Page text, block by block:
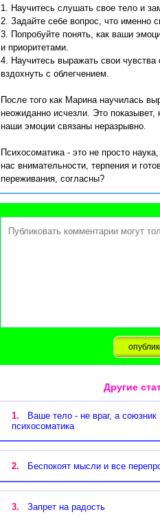
1. Научитесь слушать свое тело и
2. Задайте себе вопрос, что именно
3. Попробуйте понять, как ваши
и приоритетами.
4. Научитесь выражать свои
вздохнуть с облегчением.
После того как Марина научилась
неожиданно исчезли. Это
наши эмоции связаны неразрывно.
Психосоматика - это не просто
нас внимательности, терпения и
переживания, согласны?
Другие
1.
Ваше тело - не враг, а союзник
психосоматика
2. Беспокоят мысли и все
3. Запрет на радость